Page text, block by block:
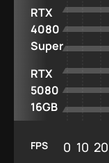
RTX
4080
Super
RTX
5080
16GB
0 10 20
FPS